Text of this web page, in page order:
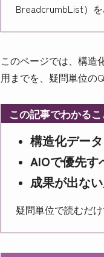
BreadcrumbList）
このページでは、構造
用までを、疑問単位の
この記事でわかるこ
構造化デー
AIOで優先す
成果が出な
疑問単位で読むだ